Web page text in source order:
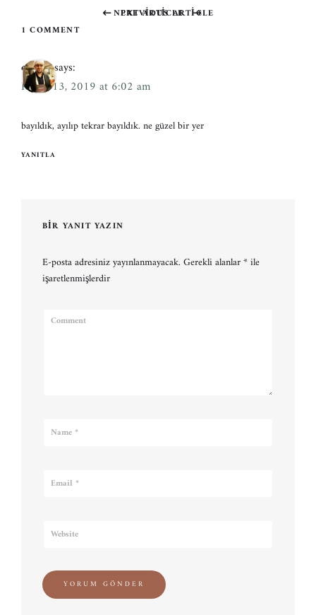
PREVIOUS ARTICLE
Previous
NEXT ARTICLE
Next
1 COMMENT
cengizsays:
Kasım 13, 2019 at 6:02 am
bayıldık, ayılıp tekrar bayıldık. ne güzel bir yer
YANITLA
BIR YANIT YAZIN
E-posta adresiniz yayınlanmayacak. Gerekli alanlar*ile
işaretlenmişlerdir